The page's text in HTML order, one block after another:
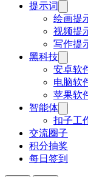
提示词
绘画提
视频提
写作提
黑科技
安卓软
电脑软
苹果软
智能体
扣子工
交流圈子
积分抽奖
每日签到